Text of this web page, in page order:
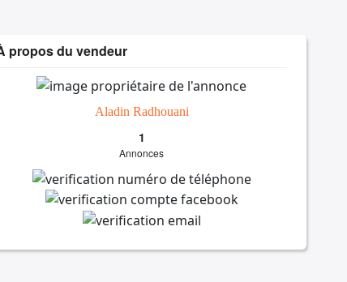
propos du vendeur
Aladin Radhouani
1
Annonces